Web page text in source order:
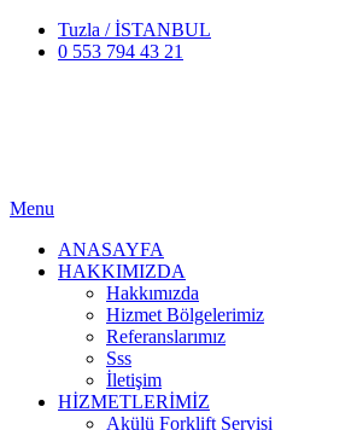
Tuzla / İSTANBUL
0 553 794 43 21
Menu
ANASAYFA
HAKKIMIZDA
Hakkımızda
Hizmet Bölgelerimiz
Referanslarımız
Sss
İletişim
HİZMETLERİMİZ
Akülü Forklift Servisi